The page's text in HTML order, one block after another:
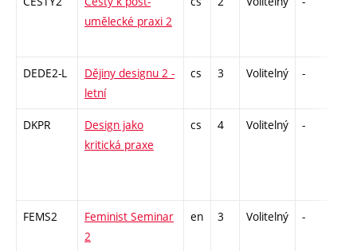
umělecké praxi 2
DEDE2-L
Dějiny designu 2 -
letní
cs 3 Volitelný -
DKPR
Design jako
kritická praxe
cs 4 Volitelný -
FEMS2
Feminist Seminar
2
en 3 Volitelný -